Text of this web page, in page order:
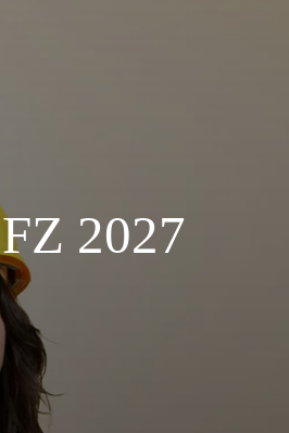
2027